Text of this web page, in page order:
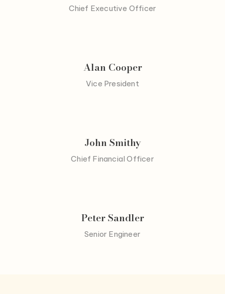
Chief Executive Officer
Alan Cooper
Vice President
John Smithy
Chief Financial Officer
Peter Sandler
Senior Engineer